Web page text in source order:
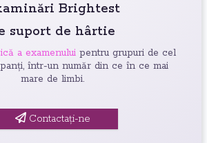
Brightest
suport de hârtie
a examenului pentru grupuri de cel
într-un număr din ce în ce mai
mare de limbi.
Contactați-ne